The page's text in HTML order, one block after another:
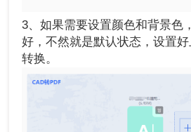
3、如果需要设置颜色和背景色
好，不然就是默认状态，设置
转换。